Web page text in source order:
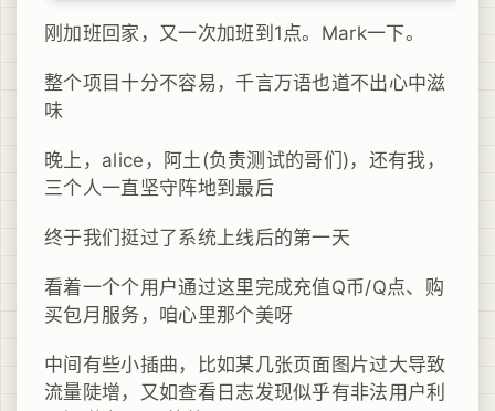
刚加班回家，又一次加班到1点。Mark一下。
整个项目十分不容易，千言万语也道不出心中滋
味
晚上，alice，阿土(负责测试的哥们)，还有我，
三个人一直坚守阵地到最后
终于我们挺过了系统上线后的第一天
看着一个个用户通过这里完成充值Q币/Q点、购
买包月服务，咱心里那个美呀
中间有些小插曲，比如某几张页面图片过大导致
流量陡增，又如查看日志发现似乎有非法用户利